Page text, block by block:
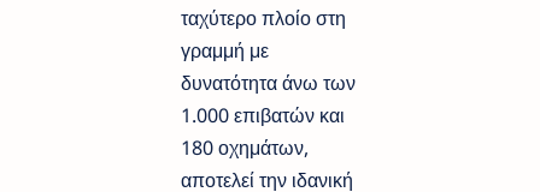
ταχύτερο πλοίο στη
γραμμή με
δυνατότητα άνω των
1.000 επιβατών και
180 οχημάτων,
αποτελεί την ιδανική